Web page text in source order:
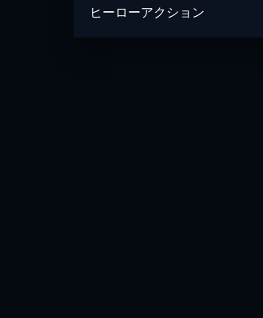
ヒーローアクション